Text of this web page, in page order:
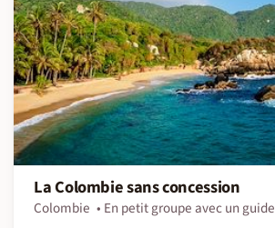
La Colombie sans concession
Colombie En petit groupe avec un guide